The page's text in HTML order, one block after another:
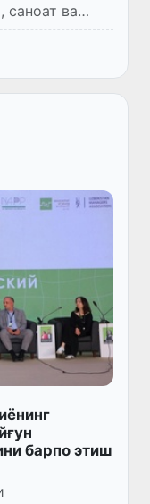
саноат ва
Тешабаев
ўтган...
барпо этиш